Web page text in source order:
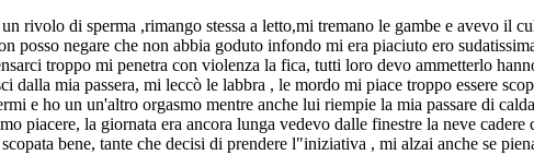
rivolo di sperma ,rimango stessa a letto,mi tremano le gambe e avevo
posso negare che non abbia goduto infondo mi era piaciuto ero
troppo mi penetra con violenza la fica, tutti loro devo ammetterlo
dalla mia passera, mi leccò le labbra , le mordo mi piace troppo essere
e ho un un'altro orgasmo mentre anche lui riempie la mia passare di
piacere, la giornata era ancora lunga vedevo dalle finestre la neve
bene, tante che decisi di prendere l"iniziativa , mi alzai anche se